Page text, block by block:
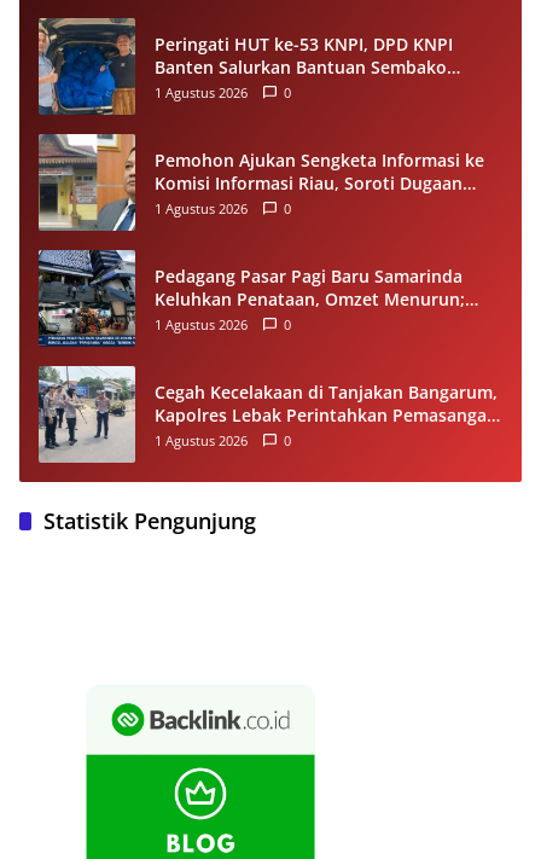
Peringati HUT ke-53 KNPI, DPD KNPI
Banten Salurkan Bantuan Sembako
Melalui Pemuda Berdampak
1 Agustus 2026 0
Pemohon Ajukan Sengketa Informasi ke
Komisi Informasi Riau, Soroti Dugaan
Tidak Ditanggapinya Permohonan ke
1 Agustus 2026 0
Pedagang Pasar Pagi Baru Samarinda
Keluhkan Penataan, Omzet Menurun;
Minta Pemkot Evaluasi Distribusi Ruko
1 Agustus 2026 0
Cegah Kecelakaan di Tanjakan Bangarum,
Kapolres Lebak Perintahkan Pemasangan
Rambu Lalu Lintas
1 Agustus 2026 0
Statistik Pengunjung